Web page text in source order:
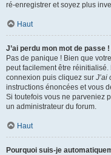
ré-enregistrer et soyez plus
Haut
J’ai perdu mon mot de passe !
Pas de panique ! Bien que
peut facilement être
connexion puis cliquez sur J’ai
instructions énoncées et vous
Si toutefois vous ne parveniez
un administrateur du forum.
Haut
Pourquoi suis-je